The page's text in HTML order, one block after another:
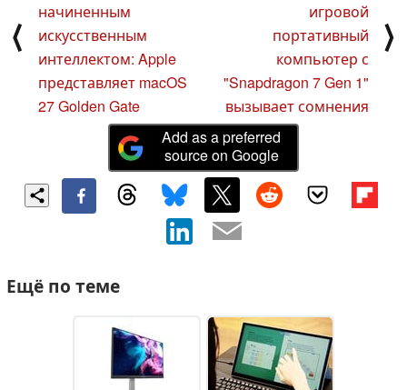
⟨
начиненным
искусственным
интеллектом: Apple
представляет macOS
27 Golden Gate
игровой
портативный
компьютер с
"Snapdragon 7 Gen 1"
вызывает сомнения
⟩
Add as a preferred
source on Google
Ещё по теме